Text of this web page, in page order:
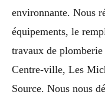
environnante. Nous
équipements, le
travaux de plomberie
Centre-ville, Les
Source. Nous nous